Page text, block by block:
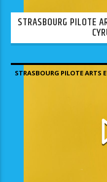
STRASBOURG PILOTE
STRASBOURG PILOTE ARTS